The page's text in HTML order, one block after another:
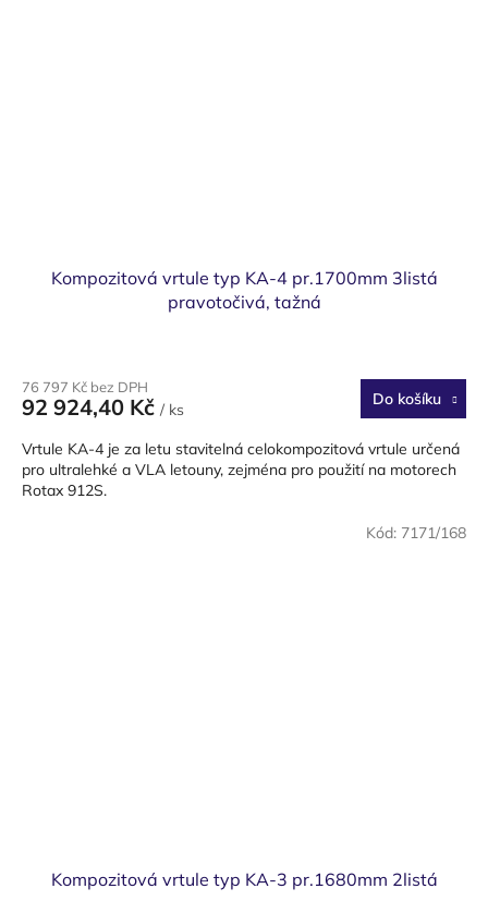
Kompozitová vrtule typ KA-4 pr.1700mm 3listá
pravotočivá, tažná
76 797 Kč bez DPH
92 924,40 Kč / ks
Do košíku
Vrtule KA-4 je za letu stavitelná celokompozitová vrtule určená
pro ultralehké a VLA letouny, zejména pro použití na motorech
Rotax 912S.
Kompozitová vrtule typ KA-3 pr.1680mm 2listá
Kód: 7171/168